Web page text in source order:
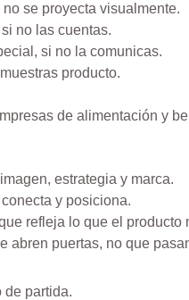
se proyecta visualmente.
no las cuentas.
si no la comunicas.
producto.
de alimentación y
estrategia y marca.
y posiciona.
refleja lo que el producto
abren puertas, no que
de partida.